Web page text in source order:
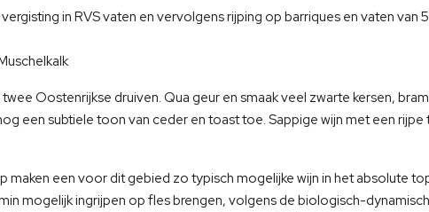
in RVS vaten en vervolgens rijping op barriques en vaten van
Oostenrijkse druiven. Qua geur en smaak veel zwarte kersen,
een subtiele toon van ceder en toast toe. Sappige wijn met een rijpe
maken een voor dit gebied zo typisch mogelijke wijn in het absolute
mogelijk ingrijpen op fles brengen, volgens de biologisch-